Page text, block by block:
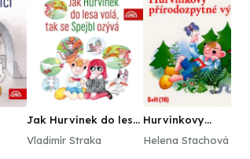
Jak Hurvínek do lesa
ozývá
Vladimír Straka
Hurvínkovy
Helena Stachová